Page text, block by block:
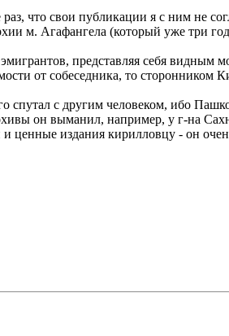
что свои публикации я с ним не
м. Агафангела (который уже три
представляя себя видным
от собеседника, то сторонником
с другим человеком, ибо
он выманил, например, у г-на
ценные издания кирилловцу - он